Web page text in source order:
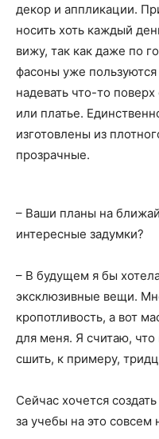
декор и аппликации.
носить хоть каждый
вижу, так как даже по
фасоны уже
надевать что-то
или платье.
изготовлены из
прозрачные.
– Ваши планы на
интересные задумки?
– В будущем я бы
эксклюзивные вещи.
кропотливость, а вот
для меня. Я считаю,
сшить, к примеру,
Сейчас хочется
за учебы на это